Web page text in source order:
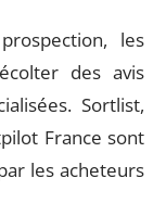
les
des avis
Sortlist,
France sont
les acheteurs